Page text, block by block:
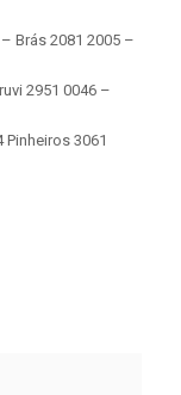
Brás 2081 2005 –
2951 0046 –
Pinheiros 3061